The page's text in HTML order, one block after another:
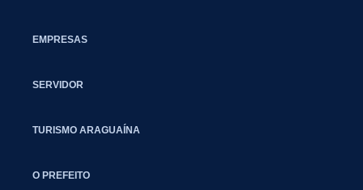
EMPRESAS
SERVIDOR
TURISMO ARAGUAÍNA
O PREFEITO